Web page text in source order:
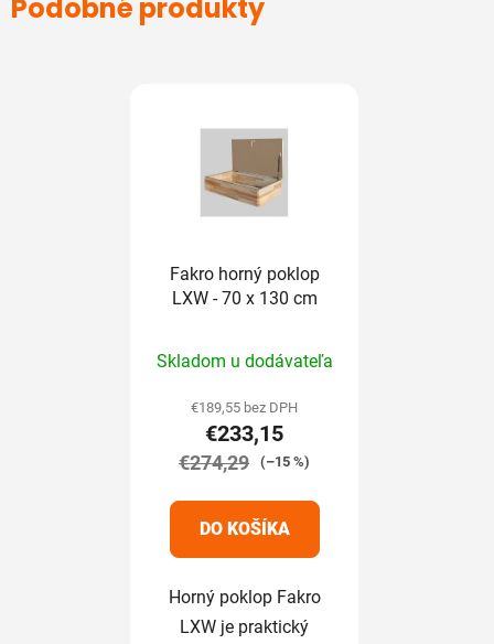
Podobné produkty
Fakro horný poklop
LXW - 70 x 130 cm
hodnotenie
produktu
je
5,0
5
hviezdičiek.
Skladom u dodávateľa
€189,55 bez DPH
€233,15
€274,29 (–15 %)
DO KOŠÍKA
Horný poklop Fakro
LXW je praktický